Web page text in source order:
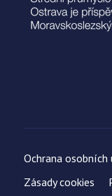
Ochrana osobních
Zásady cookies